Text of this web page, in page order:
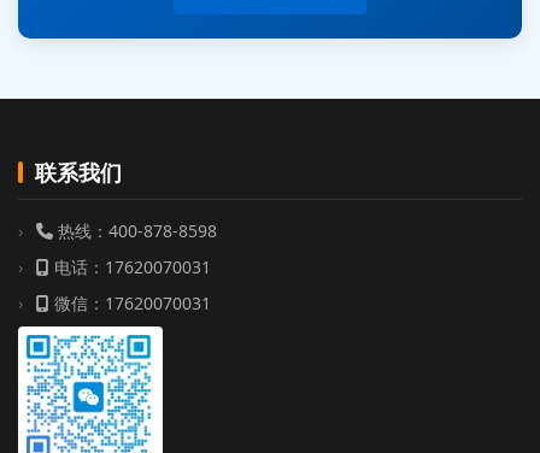
联系我们
热线：400-878-8598
电话：17620070031
微信：17620070031